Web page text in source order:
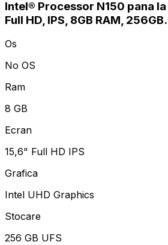
Intel® Processor N150 pana la
Full HD, IPS, 8GB RAM,
Os
No OS
Ram
8 GB
Ecran
15,6" Full HD IPS
Grafica
Intel UHD Graphics
Stocare
256 GB UFS